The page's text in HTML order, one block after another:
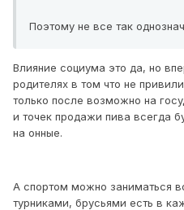
Поэтому не все так
Влияние социума это да, но
родителях в том что не
только после возможно на
и точек продажи пива всегда
на онные.
А спортом можно заниматься
турниками, брусьями есть в